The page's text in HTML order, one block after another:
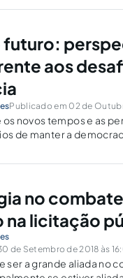
futuro:
aos
Publicado em 02 de
novos tempos e as
de manter a
no
na licitação
de Setembro de 2018 às
ser a grande aliada no